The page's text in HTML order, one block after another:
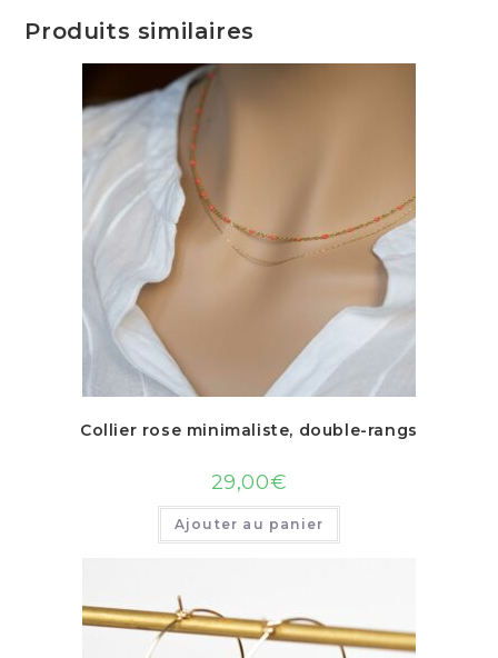
Produits similaires
Collier rose minimaliste, double-rangs
29,00€
Ajouter au panier